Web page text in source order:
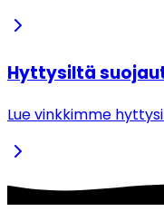
Hyttysiltä
Lue vinkkimme